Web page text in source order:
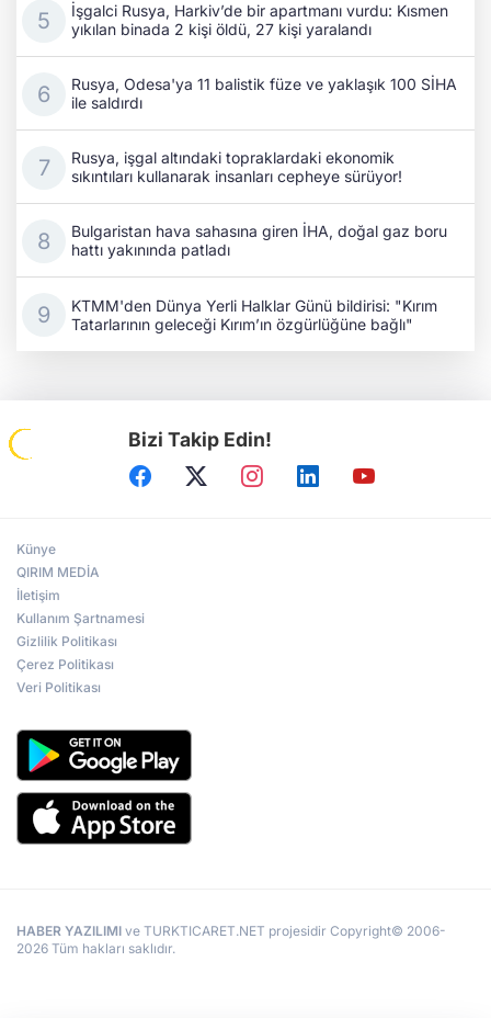
İşgalci Rusya, Harkiv’de bir apartmanı vurdu: Kısmen
yıkılan binada 2 kişi öldü, 27 kişi yaralandı
Rusya, Odesa'ya 11 balistik füze ve yaklaşık 100 SİHA
ile saldırdı
Rusya, işgal altındaki topraklardaki ekonomik
sıkıntıları kullanarak insanları cepheye sürüyor!
Bulgaristan hava sahasına giren İHA, doğal gaz boru
hattı yakınında patladı
KTMM'den Dünya Yerli Halklar Günü bildirisi: "Kırım
Tatarlarının geleceği Kırım’ın özgürlüğüne bağlı"
Bizi Takip Edin!
Künye
QIRIM MEDİA
İletişim
Kullanım Şartnamesi
Gizlilik Politikası
Çerez Politikası
Veri Politikası
HABER YAZILIMI ve TURKTICARET.NET projesidir Copyright© 2006-
2026 Tüm hakları saklıdır.